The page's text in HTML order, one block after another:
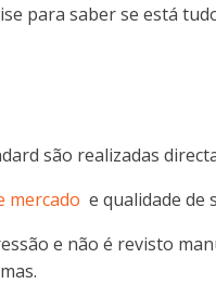
para saber se está
são realizadas
mercado e qualidade de
e não é revisto